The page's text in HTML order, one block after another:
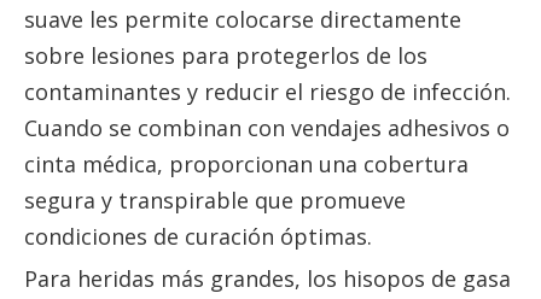
suave les permite colocarse directamente
sobre lesiones para protegerlos de los
contaminantes y reducir el riesgo de infección.
Cuando se combinan con vendajes adhesivos o
cinta médica, proporcionan una cobertura
segura y transpirable que promueve
condiciones de curación óptimas.
Para heridas más grandes, los hisopos de gasa